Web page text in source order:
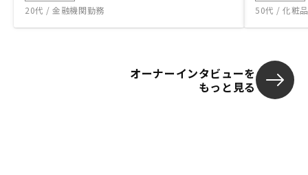
20代 / 金融機関勤務 50代 / 化粧
オーナーインタビューを
もっと見る